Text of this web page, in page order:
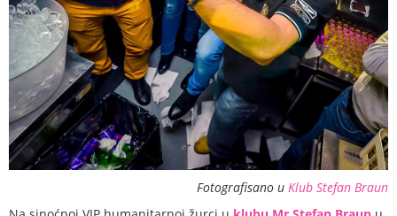
Fotografisano u Klub Stefan Braun